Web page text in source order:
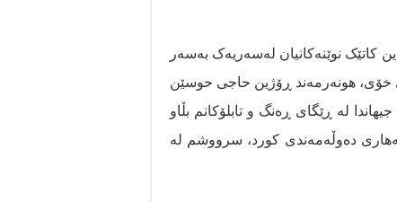
کاتێک نوێنەکانیان لەسەریەک بەسەر
خۆی، هونەرمەند ڕۆژین حاجی حوسێن
لە ڕێگای ڕەنگ و تابلۆکانم بڵاو
دەوڵەمەندی کورد، سرووشم لە